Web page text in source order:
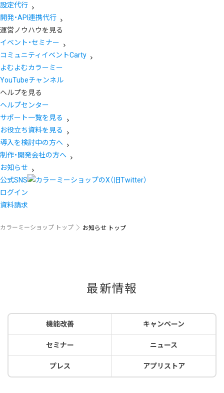
設定代行
開発・API連携代行
運営ノウハウを見る
イベント・セミナー
コミュニティイベントCarty
よむよむカラーミー
YouTubeチャンネル
ヘルプを見る
ヘルプセンター
サポート一覧を見る
お役立ち資料を見る
導入を検討中の方へ
制作・開発会社の方へ
お知らせ
公式SNS
ログイン
資料請求
カラーミーショップ トップ お知らせ トップ
最新情報
機能改善 キャンペーン
セミナー ニュース
プレス アプリストア